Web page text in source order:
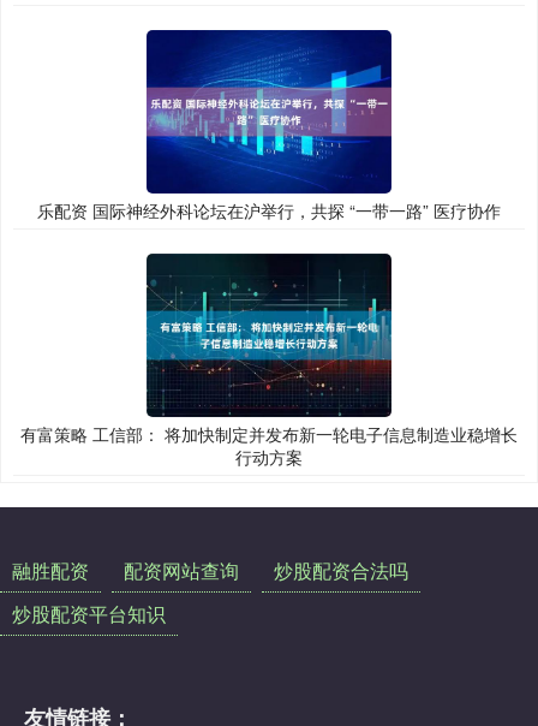
乐配资 国际神经外科论坛在沪举行，共探 “一带一路” 医疗协作
有富策略 工信部： 将加快制定并发布新一轮电子信息制造业稳增长
行动方案
融胜配资 配资网站查询
炒股配资合法吗
炒股配资平台知识
友情链接：